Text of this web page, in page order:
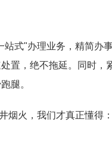
站式"办理业务，精简办
置，绝不拖延。同时
腿。
烟火，我们才真正懂得